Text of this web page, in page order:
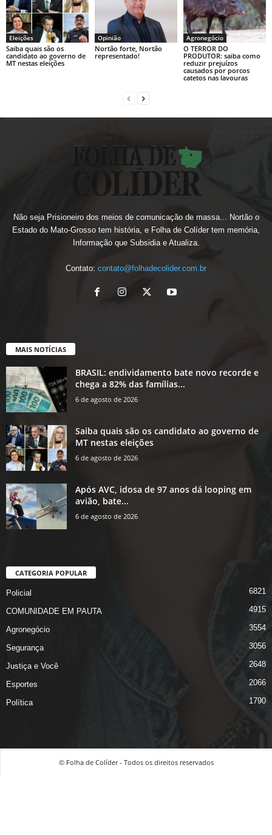
Eleições
Saiba quais são os
candidato ao governo de
MT nestas eleições
Opinião
Nortão forte, Nortão
representado!
Agronegócio
O TERROR DO
PRODUTOR: saiba como
reduzir prejuízos
causados por porcos
catetos nas lavouras
Não seja Prisioneiro dos meios de comunicação de massa... Nortão o
Estado do Mato-Grosso tem história, e Folha de Colíder tem memória,
Informação que Subsidia e Atualiza.
Contato: contato@folhadecolider.com.br
MAIS NOTÍCIAS
BRASIL: endividamento bate novo recorde e
chega a 82% das famílias...
6 de agosto de 2026
Saiba quais são os candidato ao governo de
MT nestas eleições
6 de agosto de 2026
Após AVC, idosa de 97 anos dá looping em
avião, bate...
6 de agosto de 2026
CATEGORIA POPULAR
Policial 6821
COMUNIDADE EM PAUTA 4915
Agronegócio 3554
Segurança 3056
Justiça e Você 2648
Esportes 2066
Política 1790
© Folha de Colíder - Todos os direitos reservados